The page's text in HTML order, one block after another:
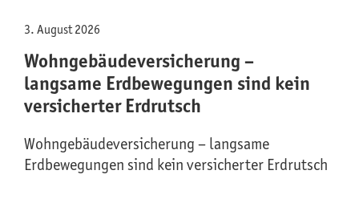
3. August 2026
Wohngebäude­versicherung –
langsame Erdbewegungen sind kein
versicherter Erdrutsch
Wohngebäude­versicherung – langsame
Erdbewegungen sind kein versicherter Erdrutsch